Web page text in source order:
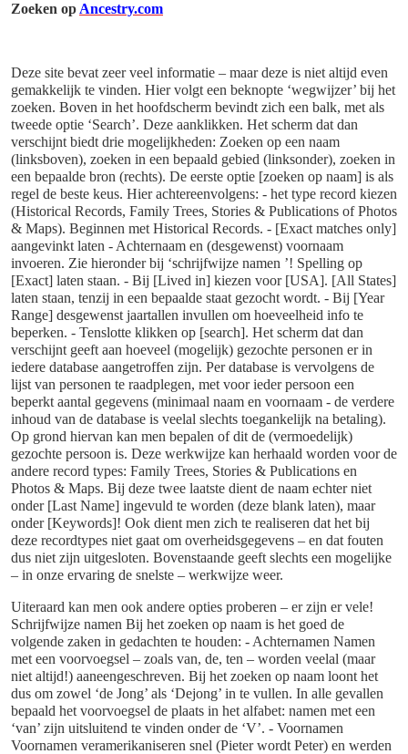
Zoeken op Ancestry.com
Deze site bevat zeer veel informatie – maar deze is niet altijd even
gemakkelijk te vinden. Hier volgt een beknopte ‘wegwijzer’ bij het
zoeken. Boven in het hoofdscherm bevindt zich een balk, met als
tweede optie ‘Search’. Deze aanklikken. Het scherm dat dan
verschijnt biedt drie mogelijkheden: Zoeken op een naam
(linksboven), zoeken in een bepaald gebied (linksonder), zoeken in
een bepaalde bron (rechts). De eerste optie [zoeken op naam] is als
regel de beste keus. Hier achtereenvolgens: - het type record kiezen
(Historical Records, Family Trees, Stories & Publications of Photos
& Maps). Beginnen met Historical Records. - [Exact matches only]
aangevinkt laten - Achternaam en (desgewenst) voornaam
invoeren. Zie hieronder bij ‘schrijfwijze namen ’! Spelling op
[Exact] laten staan. - Bij [Lived in] kiezen voor [USA]. [All States]
laten staan, tenzij in een bepaalde staat gezocht wordt. - Bij [Year
Range] desgewenst jaartallen invullen om hoeveelheid info te
beperken. - Tenslotte klikken op [search]. Het scherm dat dan
verschijnt geeft aan hoeveel (mogelijk) gezochte personen er in
iedere database aangetroffen zijn. Per database is vervolgens de
lijst van personen te raadplegen, met voor ieder persoon een
beperkt aantal gegevens (minimaal naam en voornaam - de verdere
inhoud van de database is veelal slechts toegankelijk na betaling).
Op grond hiervan kan men bepalen of dit de (vermoedelijk)
gezochte persoon is. Deze werkwijze kan herhaald worden voor de
andere record types: Family Trees, Stories & Publications en
Photos & Maps. Bij deze twee laatste dient de naam echter niet
onder [Last Name] ingevuld te worden (deze blank laten), maar
onder [Keywords]! Ook dient men zich te realiseren dat het bij
deze recordtypes niet gaat om overheidsgegevens – en dat fouten
dus niet zijn uitgesloten. Bovenstaande geeft slechts een mogelijke
– in onze ervaring de snelste – werkwijze weer.
Uiteraard kan men ook andere opties proberen – er zijn er vele!
Schrijfwijze namen Bij het zoeken op naam is het goed de
volgende zaken in gedachten te houden: - Achternamen Namen
met een voorvoegsel – zoals van, de, ten – worden veelal (maar
niet altijd!) aaneengeschreven. Bij het zoeken op naam loont het
dus om zowel ‘de Jong’ als ‘Dejong’ in te vullen. In alle gevallen
bepaald het voorvoegsel de plaats in het alfabet: namen met een
‘van’ zijn uitsluitend te vinden onder de ‘V’. - Voornamen
Voornamen veramerikaniseren snel (Pieter wordt Peter) en werden